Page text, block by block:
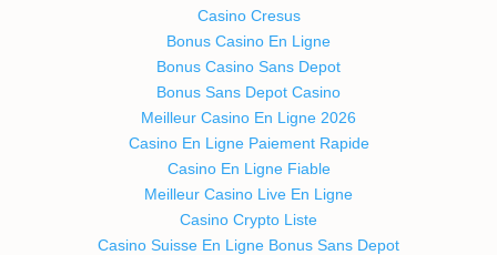
Casino Cresus
Bonus Casino En Ligne
Bonus Casino Sans Depot
Bonus Sans Depot Casino
Meilleur Casino En Ligne 2026
Casino En Ligne Paiement Rapide
Casino En Ligne Fiable
Meilleur Casino Live En Ligne
Casino Crypto Liste
Casino Suisse En Ligne Bonus Sans Depot